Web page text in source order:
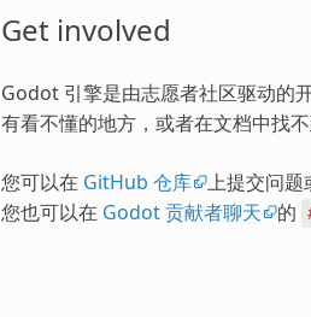
Get involved
Godot 引擎是由志愿者社区驱动的
有看不懂的地方，或者在文档中找
您可以在 GitHub 仓库 上提交问题
您也可以在 Godot 贡献者聊天 的